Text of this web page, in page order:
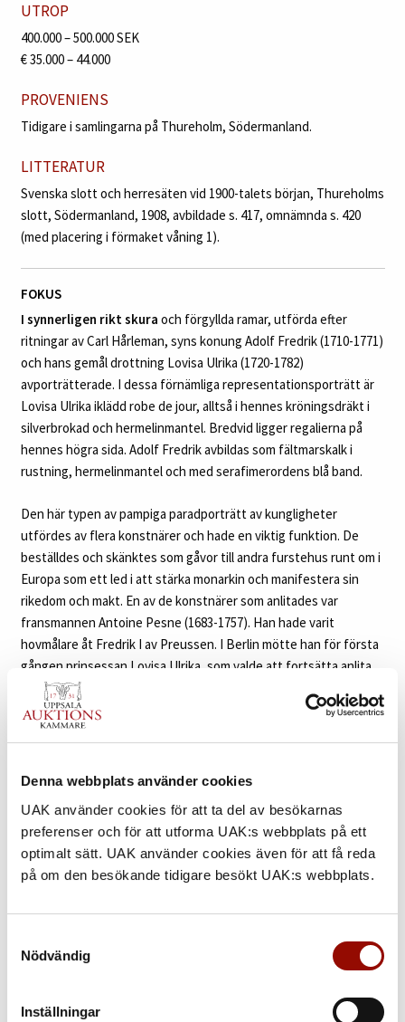
Denna webbplats använder cookies
UAK använder cookies för att ta del av besökarnas
preferenser och för att utforma UAK:s webbplats på ett
optimalt sätt. UAK använder cookies även för att få reda
på om den besökande tidigare besökt UAK:s webbplats.
Nödvändig
Inställningar
UTROP
400.000 – 500.000 SEK
€ 35.000 – 44.000
PROVENIENS
Tidigare i samlingarna på Thureholm, Södermanland.
LITTERATUR
Svenska slott och herresäten vid 1900-talets början, Thureholms
slott, Södermanland, 1908, avbildade s. 417, omnämnda s. 420
(med placering i förmaket våning 1).
FOKUS
I synnerligen rikt skura och förgyllda ramar, utförda efter
ritningar av Carl Hårleman, syns konung Adolf Fredrik (1710-1771)
och hans gemål drottning Lovisa Ulrika (1720-1782)
avporträtterade. I dessa förnämliga representationsporträtt är
Lovisa Ulrika iklädd robe de jour, alltså i hennes kröningsdräkt i
silverbrokad och hermelinmantel. Bredvid ligger regalierna på
hennes högra sida. Adolf Fredrik avbildas som fältmarskalk i
rustning, hermelinmantel och med serafimerordens blå band.
Den här typen av pampiga paradporträtt av kungligheter
utfördes av flera konstnärer och hade en viktig funktion. De
beställdes och skänktes som gåvor till andra furstehus runt om i
Europa som ett led i att stärka monarkin och manifestera sin
rikedom och makt. En av de konstnärer som anlitades var
fransmannen Antoine Pesne (1683-1757). Han hade varit
hovmålare åt Fredrik I av Preussen. I Berlin mötte han för första
gången prinsessan Lovisa Ulrika, som valde att fortsätta anlita
honom efter att hon själv kommit till Sverige. Efter Adolf Fredrik
och Lovisa Ulrikas kröning 1751 beställdes flera porträtt av
Pesne och eftersom efterfrågan och behovet var stort utfördes
herresäten runt om i landet skulle prydas med kungen och
De utsökta ramarna är ritade av Carl Hårleman (1700-1753). Han
var en av Sveriges främsta arkitekter verksam under rokokon.
Jämför med Hårlemans gestaltning av lilla riksvapnet i Lovisa
rikt skulpterade med rocailler, akantusblad och andra ornament.
De kröns av en kungakrona och lilla riksvapnet som flankeras av